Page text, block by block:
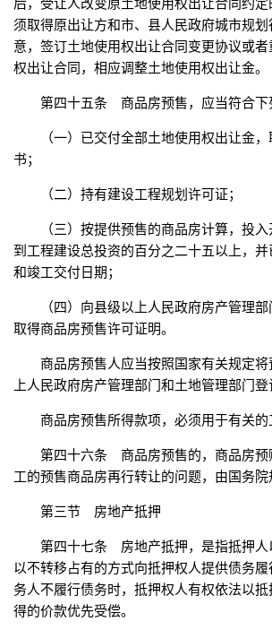
后，受让人改变原土地使用权出让合同约
须取得原出让方和市、县人民政府城市规
意，签订土地使用权出让合同变更协议或
权出让合同，相应调整土地使用权出让金。
第四十五条 商品房预售，应当符合下
（一）已交付全部土地使用权出让金
书；
（二）持有建设工程规划许可证；
（三）按提供预售的商品房计算，投
到工程建设总投资的百分之二十五以上，
和竣工交付日期；
（四）向县级以上人民政府房产管理部
取得商品房预售许可证明。
商品房预售人应当按照国家有关规定
上人民政府房产管理部门和土地管理部门登
商品房预售所得款项，必须用于有关的
第四十六条 商品房预售的，商品房预
工的预售商品房再行转让的问题，由国务院
第三节 房地产抵押
第四十七条 房地产抵押，是指抵押人
以不转移占有的方式向抵押权人提供债务
务人不履行债务时，抵押权人有权依法以
得的价款优先受偿。